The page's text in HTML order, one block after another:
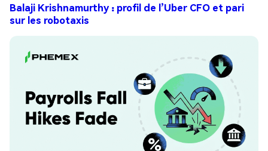
Balaji Krishnamurthy : profil de l’Uber CFO et pari
sur les robotaxis